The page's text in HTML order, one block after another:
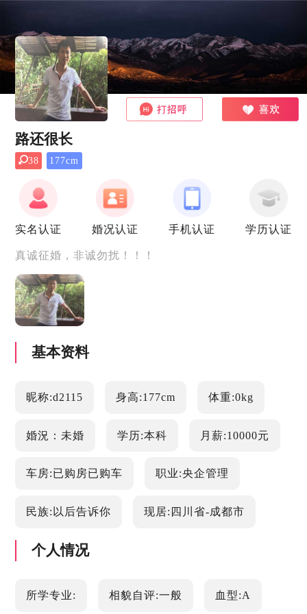
路还很长
38 177cm
实名认证 婚况认证 手机认证 学历认证
真诚征婚，非诚勿扰！！！
基本资料
昵称:d2115 身高:177cm 体重:0kg
婚況：未婚 学历:本科 月薪:10000元
车房:已购房已购车 职业:央企管理
民族:以后告诉你 现居:四川省-成都市
个人情况
所学专业: 相貌自评:一般 血型:A